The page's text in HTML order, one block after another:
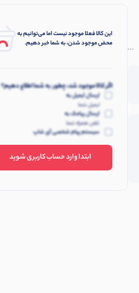
این کالا فعلا موجود نیست اما می‌توانیم به
محض موجود شدن، به شما خبر دهیم.
اگر کالا موجود شد، چطور به شما اطلاع دهیم؟
ارسال ایمیل به
ایمیل شما
ارسال پیامک به
تلفن همراه شما
سیستم پیام شخصی آی شاپ
ابتدا وارد حساب کاربری شوید